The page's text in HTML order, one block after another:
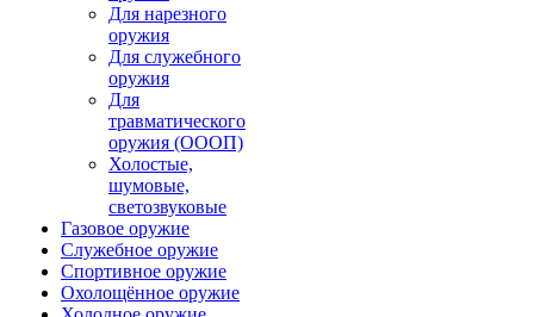
Для нарезного
оружия
Для служебного
оружия
Для
травматического
оружия (ОООП)
Холостые,
шумовые,
светозвуковые
Газовое оружие
Служебное оружие
Спортивное оружие
Охолощённое оружие